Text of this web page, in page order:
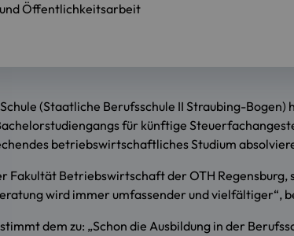
und Öffentlichkeitsarbeit
(Staatliche Berufsschule II Straubing-Bogen)
für künftige
betriebswirtschaftliches Studium
Fakultät Betriebswirtschaft der OTH
wird immer umfassender und vielfältiger“,
dem zu: „Schon die Ausbildung in der